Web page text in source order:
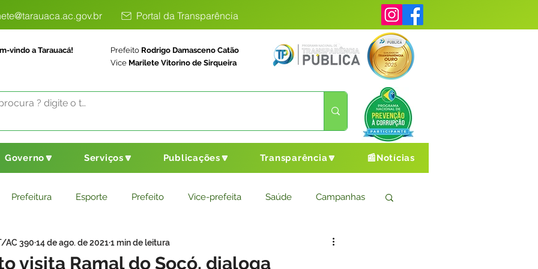
Portal da Transparência
vindo a Tarauacá! Prefeito Rodrigo Damasceno Catão
Vice Marilete Vitorino de Sirqueira
Governo🔽 Serviços🔽 Publicações🔽 Transparência🔽 📰Notícias
Prefeitura Esporte Prefeito Vice-prefeita Saúde Campanhas
Saneamento Básico Agricultura Cultura e Esporte
visita Ramal do Socó, dialoga
AC 390 14 de ago. de 20211 min de leitura